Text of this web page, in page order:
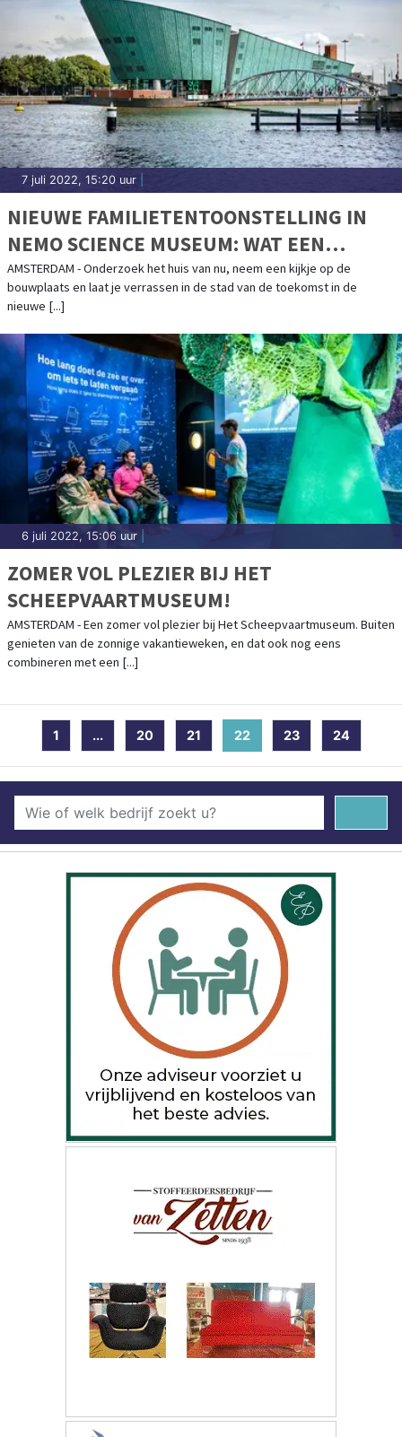
7 juli 2022, 15:20 uur
NIEUWE FAMILIETENTOONSTELLING IN
NEMO SCIENCE MUSEUM: WAT EEN
GEBOUW!
AMSTERDAM - Onderzoek het huis van nu, neem een kijkje op de
bouwplaats en laat je verrassen in de stad van de toekomst in de
nieuwe [...]
6 juli 2022, 15:06 uur
ZOMER VOL PLEZIER BIJ HET
SCHEEPVAARTMUSEUM!
AMSTERDAM - Een zomer vol plezier bij Het Scheepvaartmuseum. Buiten
genieten van de zonnige vakantieweken, en dat ook nog eens
combineren met een [...]
1 ... 20 21 22(current)
23 24